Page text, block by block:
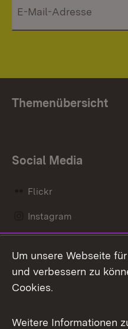
Themenübersicht
Social Media
Flickr
Instagram
Mastodon
Messenger
Social Wall
Um unsere Webseite
und verbessern zu
Cookies.
Weitere Informationen